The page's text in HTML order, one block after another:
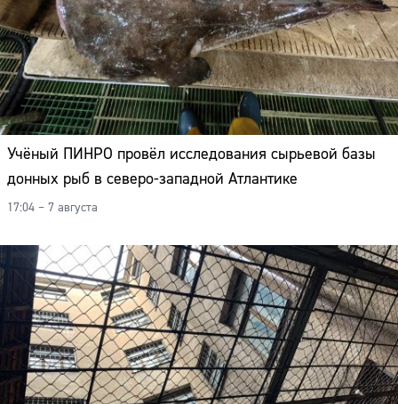
Учёный ПИНРО провёл исследования сырьевой базы
донных рыб в северо-западной Атлантике
17:04 – 7 августа
Адрес:
Телефон: